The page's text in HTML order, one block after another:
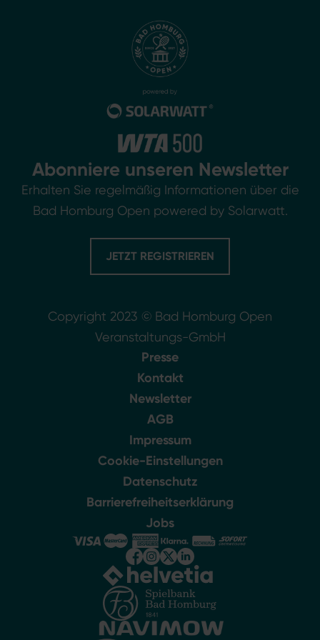
Abonniere unseren Newsletter
Erhalten Sie regelmäßig Informationen über die
Bad Homburg Open powered by Solarwatt.
JETZT REGISTRIEREN
Copyright 2023 © Bad Homburg Open
Veranstaltungs-GmbH
Presse
Kontakt
Newsletter
AGB
Impressum
Cookie-Einstellungen
Datenschutz
Barrierefreiheitserklärung
Jobs